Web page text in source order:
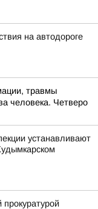
на автодороге
травмы
человека. Четверо
устанавливают
прокуратурой